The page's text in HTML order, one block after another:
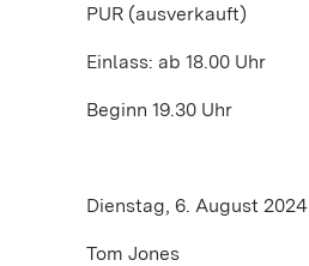
PUR (ausverkauft)
Einlass: ab 18.00 Uhr
Beginn 19.30 Uhr
Dienstag, 6. August 2024
Tom Jones